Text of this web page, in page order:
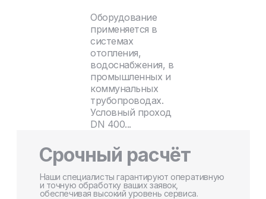
Оборудование
применяется в
системах
отопления,
водоснабжения, в
промышленных и
коммунальных
трубопроводах.
Условный проход
DN 400...
Срочный расчёт
Наши специалисты гарантируют оперативную
и точную обработку ваших заявок,
обеспечивая высокий уровень сервиса.